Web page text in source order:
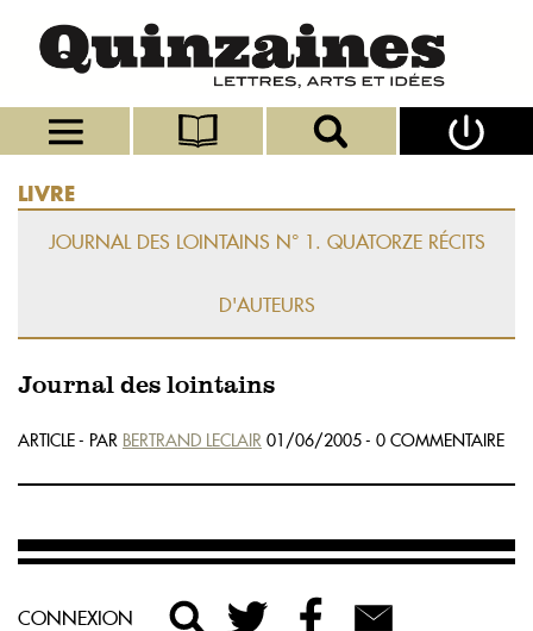
LIVRE
JOURNAL DES LOINTAINS N° 1. QUATORZE RÉCITS
D'AUTEURS
Journal des lointains
ARTICLE - PAR BERTRAND LECLAIR 01/06/2005 - 0 COMMENTAIRE
CONNEXION